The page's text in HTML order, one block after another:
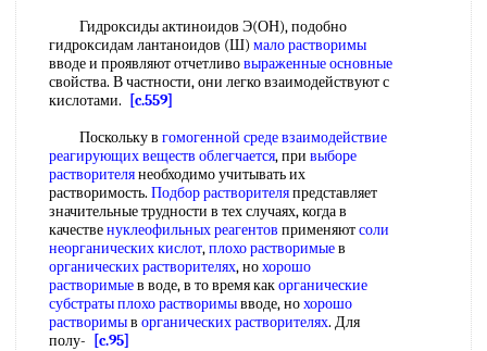
Гидроксиды актиноидов Э(ОН), подобно
гидроксидам лантаноидов (Ш) мало растворимы
вводе и проявляют отчетливовыраженные основные
свойства. В частности, они легко взаимодействуют с
кислотами.
[c.559]
Поскольку в гомогенной средевзаимодействие
реагирующихвеществ облегчается, при выборе
растворителянеобходимо учитывать их
растворимость. Подбор растворителяпредставляет
значительные трудности в тех случаях, когда в
качественуклеофильных реагентов применяютсоли
неорганических кислот,плохо растворимыев
органических растворителях, нохорошо
растворимыев воде, в то время какорганические
субстратыплохо растворимывводе, нохорошо
растворимыв органических растворителях. Для
полу-
[c.95]